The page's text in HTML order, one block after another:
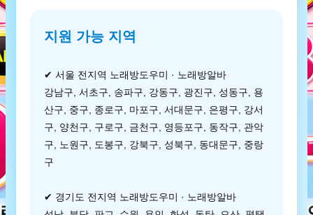
지원 가능 지역
✔ 서울 전지역 노래방도우미 · 노래방알바
강남구, 서초구, 송파구, 강동구, 광진구, 성동구, 용
산구, 중구, 종로구, 마포구, 서대문구, 은평구, 강서
구, 양천구, 구로구, 금천구, 영등포구, 동작구, 관악
구, 노원구, 도봉구, 강북구, 성북구, 동대문구, 중랑
구
✔ 경기도 전지역 노래방도우미 · 노래방알바